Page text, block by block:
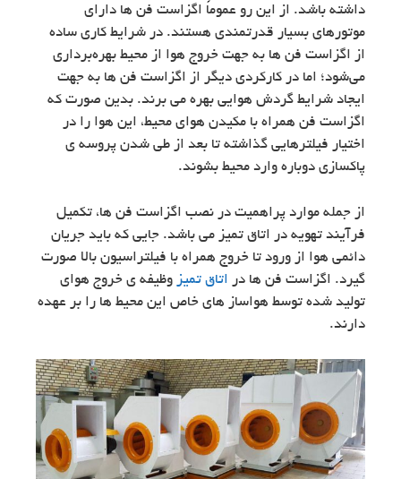
داشته باشد. از این رو عموماً اگزاست فن ها دارای
موتورهای بسیار قدرتمندی هستند. در شرایط کاری ساده
از اگزاست فن ها به جهت خروج هوا از محیط بهره‌برداری
می‌شود؛ اما در کارکردی دیگر از اگزاست فن ها به جهت
ایجاد شرایط گردش هوایی بهره می برند. بدین صورت که
اگزاست فن همراه با مکیدن هوای محیط، این هوا را در
اختیار فیلترهایی گذاشته تا بعد از طی شدن پروسه ی
پاکسازی دوباره وارد محیط بشوند.
از جمله موارد پراهمیت در نصب اگزاست فن ها، تکمیل
فرآیند تهویه در اتاق تمیز می باشد. جایی که باید جریان
دائمی هوا از ورود تا خروج همراه با فیلتراسیون بالا صورت
گیرد. اگزاست فن ها در اتاق تمیز وظیفه ی خروج هوای
تولید شده توسط هواساز های خاص این محیط ها را بر عهده
دارند.